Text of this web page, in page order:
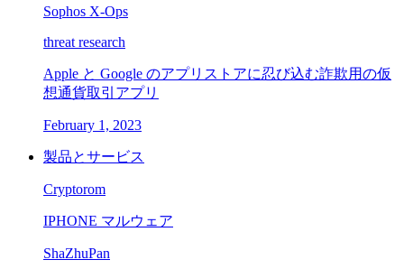
Sophos X-Ops
threat research
Apple と Google のアプリストアに忍び込む詐欺用の仮
想通貨取引アプリ
February 1, 2023
製品とサービス
Cryptorom
IPHONE マルウェア
ShaZhuPan